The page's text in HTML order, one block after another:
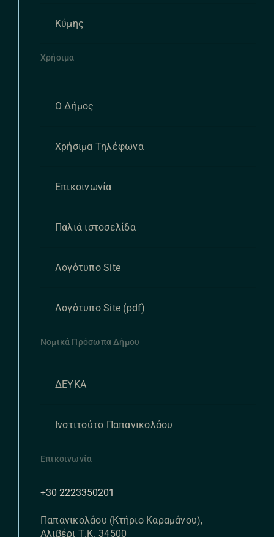
Κύμης
Χρήσιμα
Ο Δήμος
Χρήσιμα Τηλέφωνα
Επικοινωνία
Παλιά ιστοσελίδα
Λογότυπο Site
Λογότυπο Site (pdf)
Νομικά Πρόσωπα Δήμου
ΔΕΥΚΑ
Ινστιτούτο Παπανικολάου
Επικοινωνία
+30 2223350201
Παπανικολάου (Κτήριο Καραμάνου),
Αλιβέρι Τ.Κ. 34500